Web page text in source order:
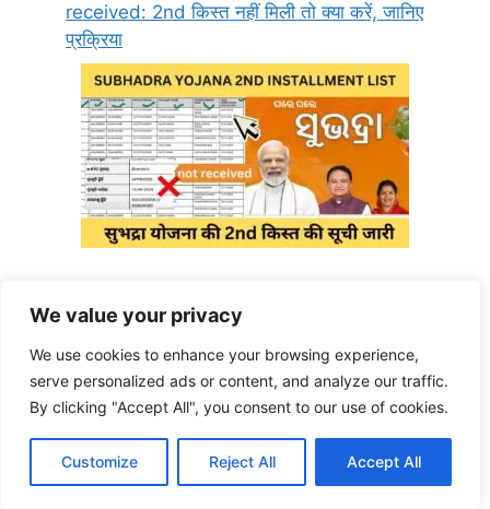
We value your privacy
We use cookies to enhance your browsing experience,
serve personalized ads or content, and analyze our traffic.
By clicking "Accept All", you consent to our use of cookies.
Customize Reject All Accept All
received: 2nd किस्त नहीं मिली तो क्या करें, जानिए
प्रक्रिया
process” or “approved”,what to do? |